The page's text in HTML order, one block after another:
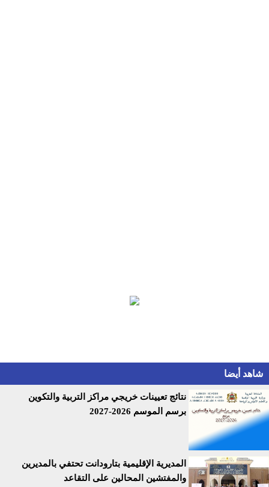
شاهد أيضا
نتائج تعيينات خريجي مراكز التربية والتكوين
برسم الموسم 2026-2027
المديرية الإقليمية بتارودانت تحتفي بالمديرين
والمفتشين المحالين على التقاعد